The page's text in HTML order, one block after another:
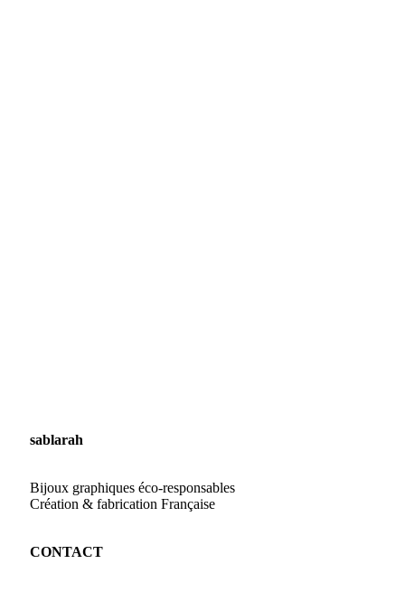
sablarah
Bijoux graphiques éco-responsables
Création & fabrication Française
CONTACT